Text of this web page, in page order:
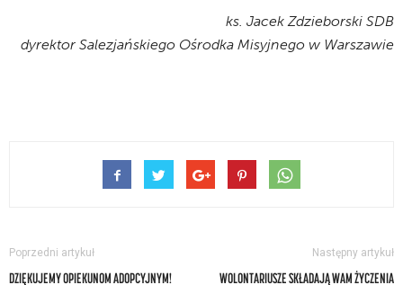
ks. Jacek Zdzieborski SDB
dyrektor Salezjańskiego Ośrodka Misyjnego w Warszawie
Poprzedni artykuł
DZIĘKUJEMY OPIEKUNOM ADOPCYJNYM!
Następny artykuł
WOLONTARIUSZE SKŁADAJĄ WAM ŻYCZENIA